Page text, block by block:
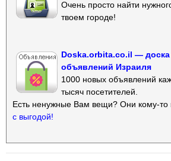
Очень просто найти
твоем городе!
Doska.orbita.co.il —
объявлений Израиля
1000 новых объявлений
тысяч посетителей.
Есть ненужные Вам вещи? Они кому-то
с выгодой!